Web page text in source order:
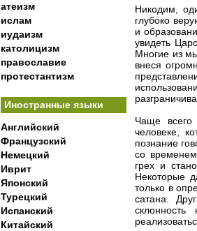
атеизм
ислам
иудаизм
католицизм
православие
протестантизм
Иностранные языки
Английский
Французский
Немецкий
Иврит
Японский
Турецкий
Испанский
Китайский
Никодим,
глубоко
и
увидеть
Многие из
внеся
Чаще
человеке,
познание
со
грех и
Некоторые
только в
сатана.